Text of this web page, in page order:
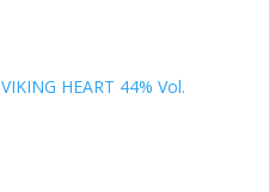
HEART 44% Vol.